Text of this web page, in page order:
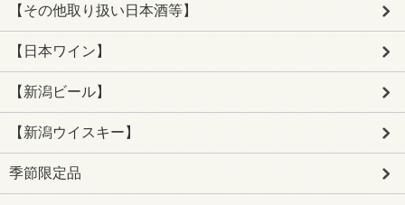
【その他取り扱い日本酒等】
【日本ワイン】
【新潟ビール】
【新潟ウイスキー】
季節限定品